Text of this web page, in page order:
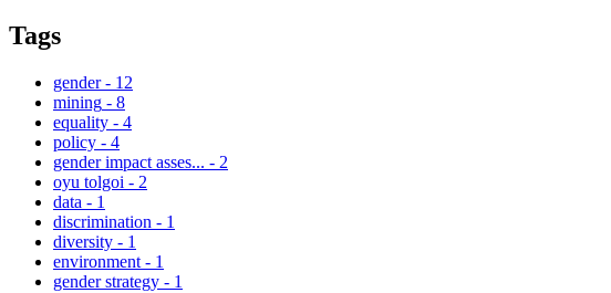
Tags
gender - 12
mining - 8
equality - 4
policy - 4
gender impact asses... - 2
oyu tolgoi - 2
data - 1
discrimination - 1
diversity - 1
environment - 1
gender strategy - 1